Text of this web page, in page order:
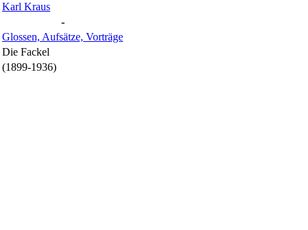
Karl Kraus
-
Glossen, Aufsätze, Vorträge
Die Fackel
(1899-1936)